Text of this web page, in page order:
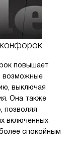
повышает
возможные
выключая
Она также
позволяя
включенных
спокойным